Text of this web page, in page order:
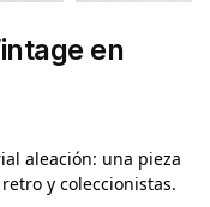
en
aleación: una pieza
y coleccionistas.